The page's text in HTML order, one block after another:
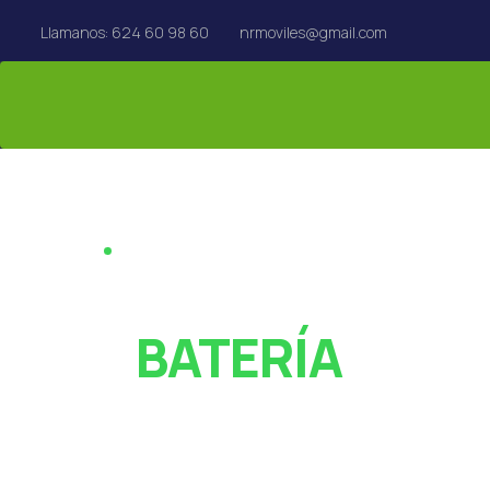
Llamanos: 624 60 98 60 nrmoviles@gmail.com
BATERÍA